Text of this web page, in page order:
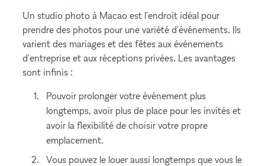
Un studio photo à Macao est l'endroit idéal pour
prendre des photos pour une variété d'événements. Ils
varient des mariages et des fêtes aux événements
d'entreprise et aux réceptions privées. Les avantages
sont infinis :
Pouvoir prolonger votre événement plus
longtemps, avoir plus de place pour les invités et
avoir la flexibilité de choisir votre propre
emplacement.
Vous pouvez le louer aussi longtemps que vous le